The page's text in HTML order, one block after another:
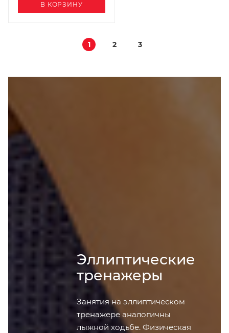
В КОРЗИНУ
1 2 3
Эллиптические
тренажеры
Занятия на эллиптическом
тренажере аналогичны
лыжной ходьбе. Физическая